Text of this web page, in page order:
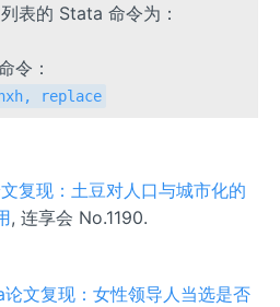
表的 Stata 命令为：
令：
replace
复现：土豆对人口与城市化的
, 连享会 No.1190.
文复现：女性领导人当选是否